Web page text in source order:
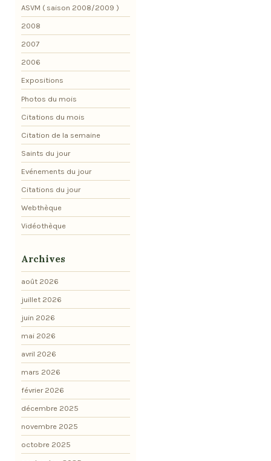
ASVM ( saison 2008/2009 )
2008
2007
2006
Expositions
Photos du mois
Citations du mois
Citation de la semaine
Saints du jour
Evénements du jour
Citations du jour
Webthèque
Vidéothèque
Archives
août 2026
juillet 2026
juin 2026
mai 2026
avril 2026
mars 2026
février 2026
décembre 2025
novembre 2025
octobre 2025